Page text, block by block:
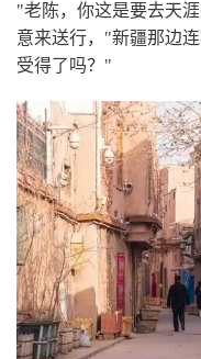
"老陈，你这是要去天
意来送行，"新疆那边
受得了吗？"